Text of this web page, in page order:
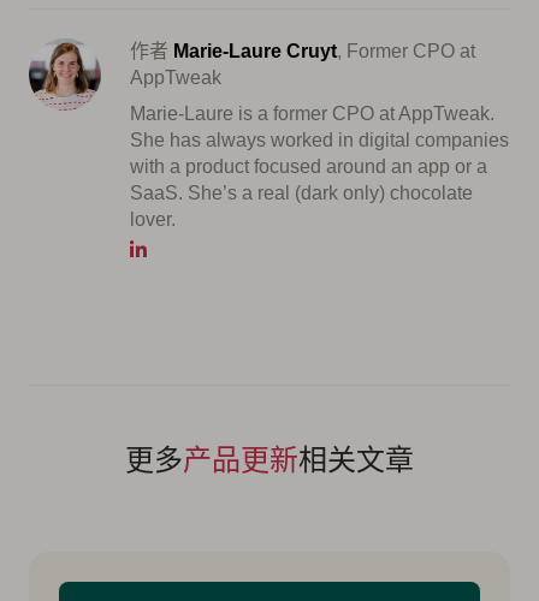
作者 Marie-Laure Cruyt, Former CPO at
AppTweak
Marie-Laure is a former CPO at AppTweak.
She has always worked in digital companies
with a product focused around an app or a
SaaS. She’s a real (dark only) chocolate
lover.
更多产品更新相关文章